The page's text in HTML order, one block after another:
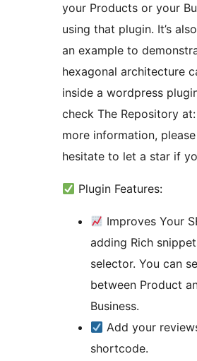
your Products or your
using that plugin. It’s
an example to
hexagonal architecture
inside a wordpress
check The Repository at:
more information,
hesitate to let a star if
Plugin Features:
Improves Your
adding Rich
selector. You can
between Product
Business.
Add your
shortcode.